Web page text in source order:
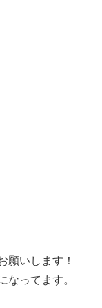
願いします！
なってます。